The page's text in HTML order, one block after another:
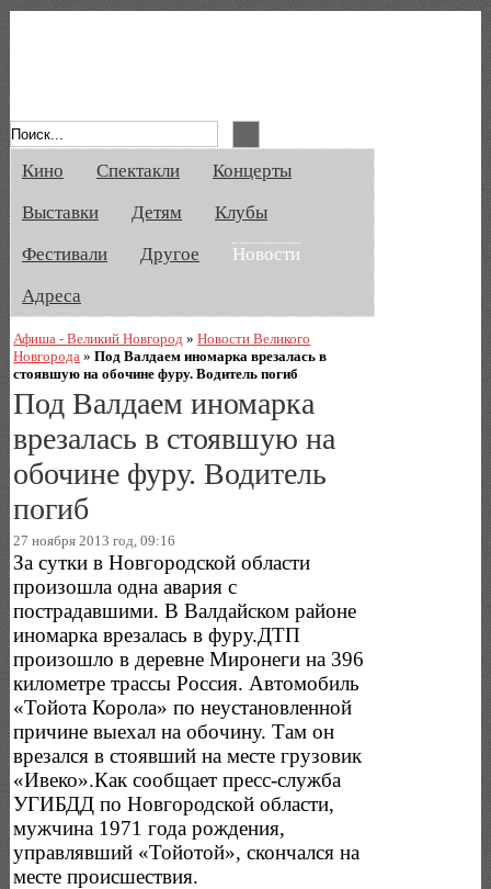
Кино Спектакли
Концерты
Выставки
Детям
Клубы
Фестивали
Другое
Новости
Адреса
Афиша - Великий Новгород »Новости Великого
Новгорода »Под Валдаем иномарка врезалась в
стоявшую на обочине фуру. Водитель погиб
Под Валдаем иномарка
врезалась в стоявшую на
обочине фуру. Водитель
погиб
27 ноября 2013 год, 09:16
За сутки в Новгородской области
произошла одна авария с
пострадавшими. В Валдайском районе
иномарка врезалась в фуру.ДТП
произошло в деревне Миронеги на 396
километре трассы Россия. Автомобиль
«Тойота Корола» по неустановленной
причине выехал на обочину. Там он
врезался в стоявший на месте грузовик
«Ивеко».Как сообщает пресс-служба
УГИБДД по Новгородской области,
мужчина 1971 года рождения,
управлявший «Тойотой», скончался на
месте происшествия.